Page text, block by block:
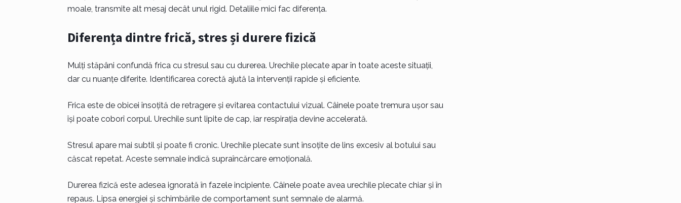
moale, transmite alt mesaj decât unul rigid. Detaliile mici fac diferența.
Diferența dintre frică, stres și durere fizică
Mulți stăpâni confundă frica cu stresul sau cu durerea. Urechile plecate apar în toate aceste situații,
dar cu nuanțe diferite. Identificarea corectă ajută la intervenții rapide și eficiente.
Frica este de obicei însoțită de retragere și evitarea contactului vizual. Câinele poate tremura ușor sau
își poate coborî corpul. Urechile sunt lipite de cap, iar respirația devine accelerată.
Stresul apare mai subtil și poate fi cronic. Urechile plecate sunt însoțite de lins excesiv al botului sau
căscat repetat. Aceste semnale indică supraîncărcare emoțională.
Durerea fizică este adesea ignorată în fazele incipiente. Câinele poate avea urechile plecate chiar și în
repaus. Lipsa energiei și schimbările de comportament sunt semnale de alarmă.